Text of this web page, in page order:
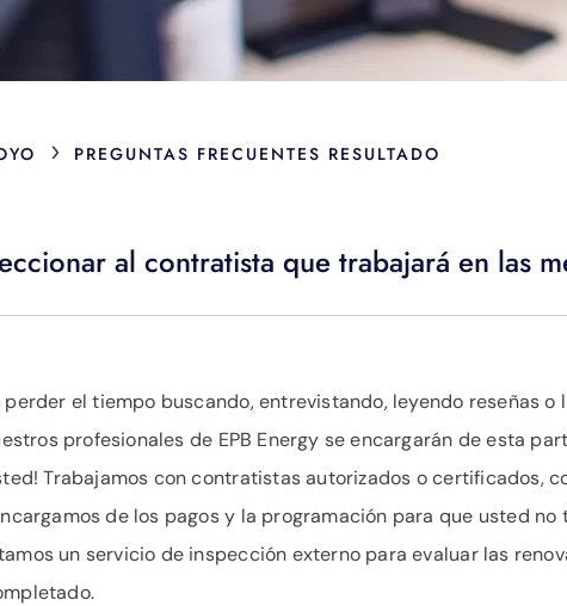
› PREGUNTAS FRECUENTES RESULTADO
al contratista que trabajará en las
perder el tiempo buscando, entrevistando, leyendo reseñas o
profesionales de EPB Energy se encargarán de esta
Trabajamos con contratistas autorizados o certificados,
de los pagos y la programación para que usted no
un servicio de inspección externo para evaluar las